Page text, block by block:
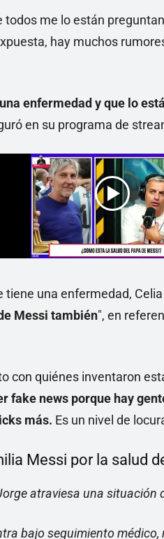
todos me lo están
hay muchos
enfermedad y que lo
en su programa de
una enfermedad,
Messi también", en
con quiénes inventaron
fake news porque hay
más. Es un nivel de
Messi por la salud
atraviesa una situación
bajo seguimiento